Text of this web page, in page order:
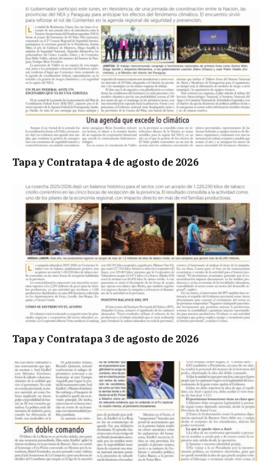
Tapa y Contratapa 4 de agosto de 2026
Tapa y Contratapa 3 de agosto de 2026